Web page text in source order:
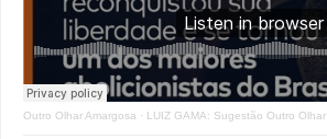
Outro Olhar Amargosa · LUIZ GAMA: Sugestão Outro Olhar